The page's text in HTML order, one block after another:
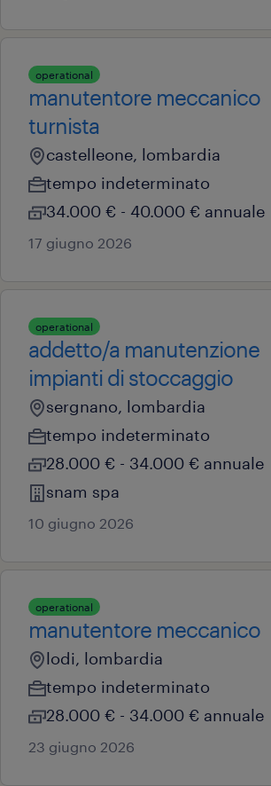
operational
manutentore meccanico
turnista
castelleone, lombardia
tempo indeterminato
34.000 € - 40.000 € annuale
17 giugno 2026
operational
addetto/a manutenzione
impianti di stoccaggio
sergnano, lombardia
tempo indeterminato
28.000 € - 34.000 € annuale
snam spa
10 giugno 2026
operational
manutentore meccanico
lodi, lombardia
tempo indeterminato
28.000 € - 34.000 € annuale
23 giugno 2026